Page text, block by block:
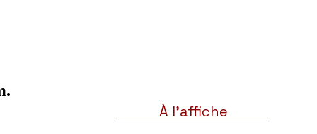
À l'affiche